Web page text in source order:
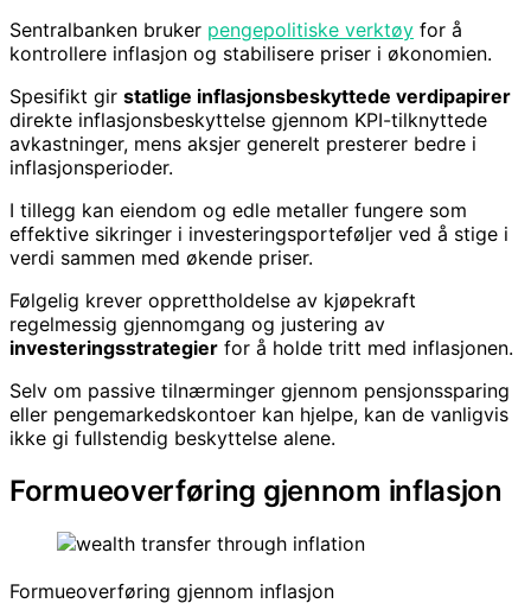
Sentralbanken bruker pengepolitiske verktøy for å
kontrollere inflasjon og stabilisere priser i økonomien.
Spesifikt gir statlige inflasjonsbeskyttede verdipapirer
direkte inflasjonsbeskyttelse gjennom KPI-tilknyttede
avkastninger, mens aksjer generelt presterer bedre i
inflasjonsperioder.
I tillegg kan eiendom og edle metaller fungere som
effektive sikringer i investeringsporteføljer ved å stige i
verdi sammen med økende priser.
Følgelig krever opprettholdelse av kjøpekraft
regelmessig gjennomgang og justering av
investeringsstrategier for å holde tritt med inflasjonen.
Selv om passive tilnærminger gjennom pensjonssparing
eller pengemarkedskontoer kan hjelpe, kan de vanligvis
ikke gi fullstendig beskyttelse alene.
Formueoverføring gjennom inflasjon
Formueoverføring gjennom inflasjon